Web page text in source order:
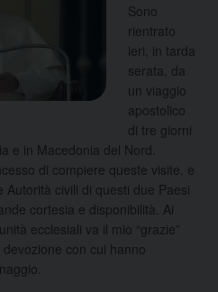
Sono
rientrato
ieri, in tarda
serata, da
un viaggio
apostolico
di tre giorni
e in Macedonia del Nord.
di compiere queste visite, e
civili di questi due Paesi
cortesia e disponibilità. Ai
ecclesiali va il mio “grazie”
con cui hanno